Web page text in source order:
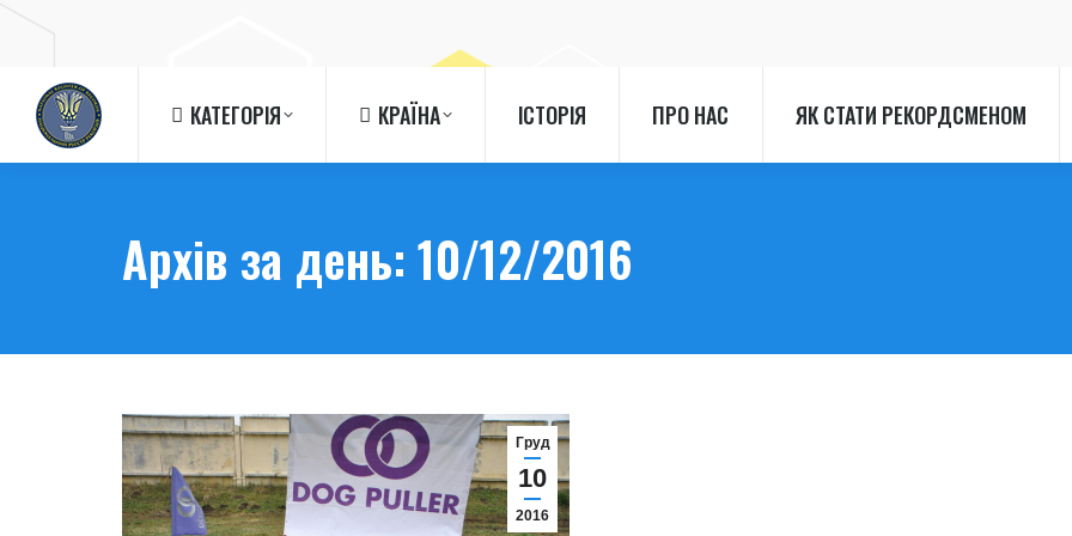
КАТЕГОРІЯ КРАЇНА ІСТОРІЯ ПРО НАС ЯК СТАТИ РЕКОРДСМЕНОМ
Архів за день: 10/12/2016
Груд
10
2016